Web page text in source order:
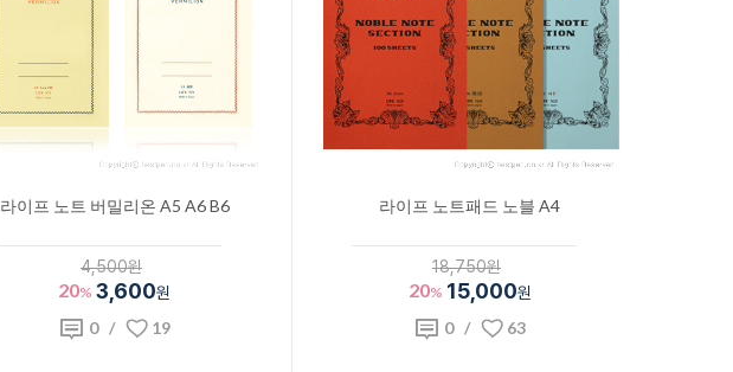
라이프 노트 버밀리온 A5 A6 B6
4,500원
20% 3,600원
0/ 19
라이프 노트패드 노블 A4
18,750원
20% 15,000원
0/ 63